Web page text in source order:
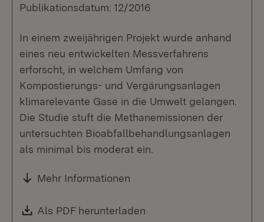
Publikationsdatum: 12/2016
In einem zweijährigen Projekt wurde anhand
eines neu entwickelten Messverfahrens
erforscht, in welchem Umfang von
Kompostierungs- und Vergärungsanlagen
klimarelevante Gase in die Umwelt gelangen.
Die Studie stuft die Methanemissionen der
untersuchten Bioabfallbehandlungsanlagen
als minimal bis moderat ein.
Mehr Informationen
Download:
Als PDF herunterladen